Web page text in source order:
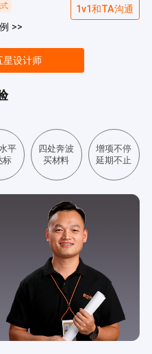
>>
1v1和TA沟通
星设计师
平
标
四处奔波
买材料
增项不停
延期不止